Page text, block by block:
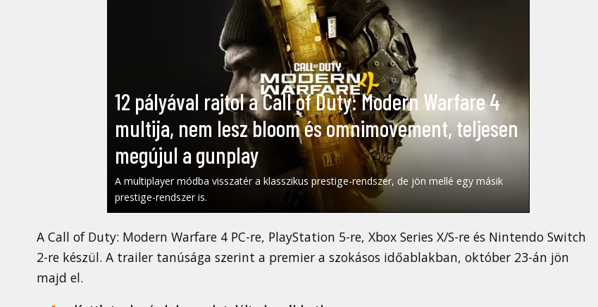
12 pályával rajtol a Call of Duty: Modern Warfare 4
multija, nem lesz bloom és omnimovement, teljesen
megújul a gunplay
A multiplayer módba visszatér a klasszikus prestige-rendszer, de jön mellé egy másik
prestige-rendszer is.
A Call of Duty: Modern Warfare 4 PC-re, PlayStation 5-re, Xbox Series X/S-re és Nintendo Switch
2-re készül. A trailer tanúsága szerint a premier a szokásos időablakban, október 23-án jön
majd el.